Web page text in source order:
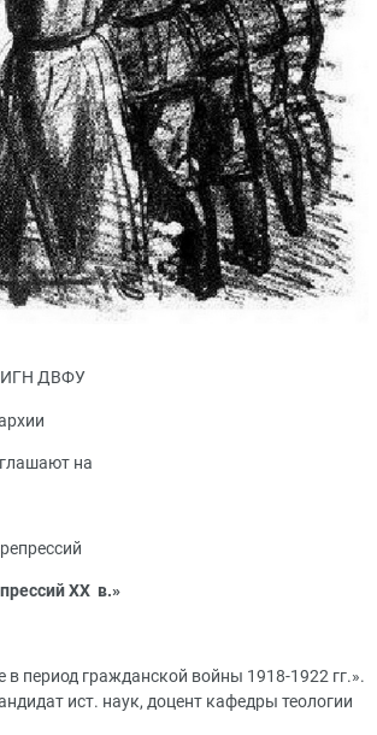
ДВФУ
на
XX в.»
период гражданской войны 1918-1922 гг.».
ист. наук, доцент кафедры теологии